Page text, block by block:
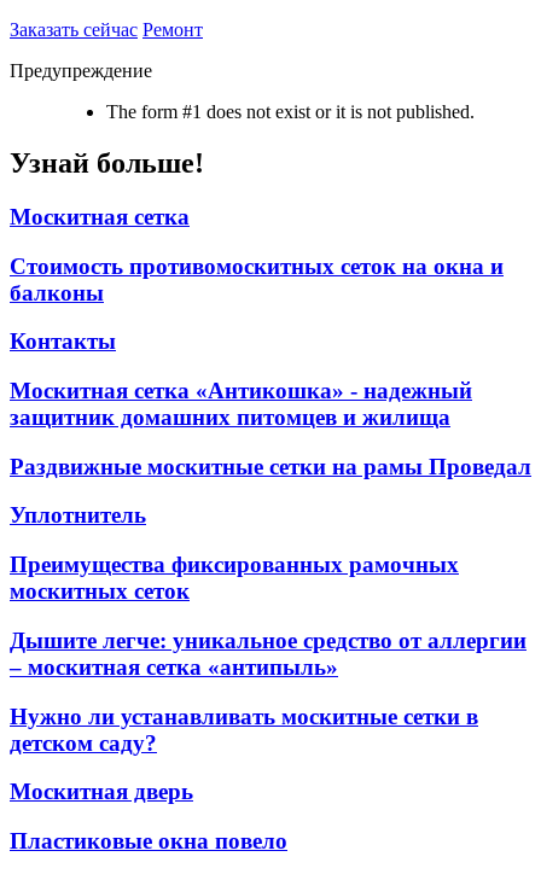
Заказать сейчас Ремонт
Предупреждение
The form #1 does not exist or it is not published.
Узнай больше!
Москитная сетка
Стоимость противомоскитных сеток на окна и
балконы
Контакты
Москитная сетка «Антикошка» - надежный
защитник домашних питомцев и жилища
Раздвижные москитные сетки на рамы Проведал
Уплотнитель
Преимущества фиксированных рамочных
москитных сеток
Дышите легче: уникальное средство от аллергии
– москитная сетка «антипыль»
Нужно ли устанавливать москитные сетки в
детском саду?
Москитная дверь
Пластиковые окна повело